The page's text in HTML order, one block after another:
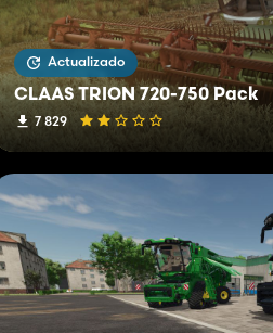
Actualizado
CLAAS TRION 720-750 Pack
7 829